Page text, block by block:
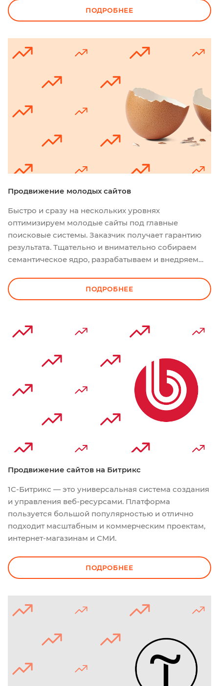
других регионов страны.
ПОДРОБНЕЕ
Продвижение молодых сайтов
Быстро и сразу на нескольких уровнях
оптимизируем молодые сайты под главные
поисковые системы. Заказчик получает гарантию
результата. Тщательно и внимательно собираем
семантическое ядро, разрабатываем и внедряем
работающий контент.
ПОДРОБНЕЕ
Продвижение сайтов на Битрикс
1C-Битрикс — это универсальная система создания
и управления веб-ресурсами. Платформа
пользуется большой популярностью и отлично
подходит масштабным и коммерческим проектам,
интернет-магазинам и СМИ.
ПОДРОБНЕЕ